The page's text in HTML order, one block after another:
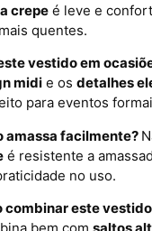
crepe é leve e
quentes.
vestido em
midi e os detalhes
para eventos
amassa facilmente?
é resistente a
no uso.
combinar este